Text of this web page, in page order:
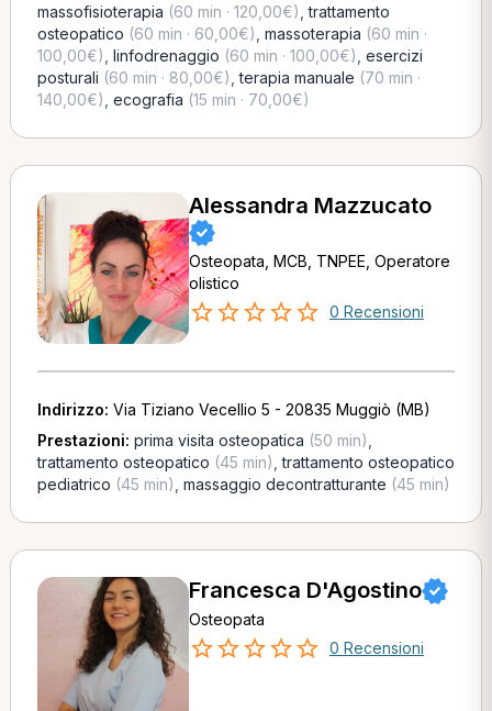
massofisioterapia (60 min · 120,00€) ,trattamento
osteopatico (60 min · 60,00€) massoterapia (60 min ·
100,00€) linfodrenaggio (60 min · 100,00€) esercizi
posturali (60 min · 80,00€) ,terapia manuale (70 min ·
140,00€) ecografia (15 min · 70,00€)
Alessandra Mazzucato
Osteopata, MCB, TNPEE, Operatore
olistico
0 Recensioni
Indirizzo: Via Tiziano Vecellio 5 - 20835 Muggiò (MB)
Prestazioni: prima visita osteopatica (50 min)
trattamento osteopatico (45 min) ,trattamento osteopatico
pediatrico (45 min) massaggio decontratturante (45 min)
Francesca D'Agostino
Osteopata
0 Recensioni